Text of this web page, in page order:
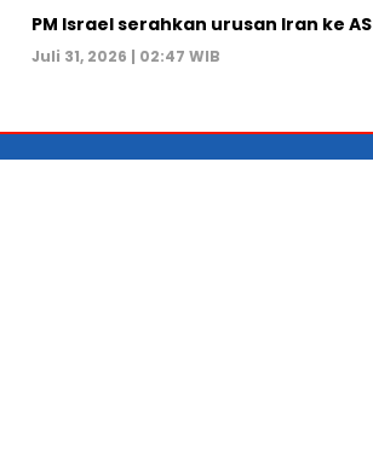
PM Israel serahkan urusan Iran ke AS
Juli 31, 2026 | 02:47 WIB